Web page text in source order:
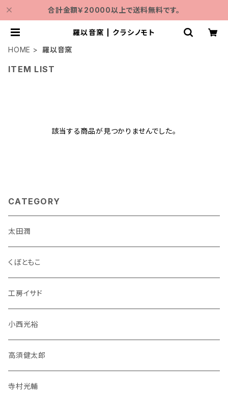
合計金額￥20000以上で送料無料です。
羅以音窯 | クラシノモト
HOME
羅以音窯
ITEM LIST
該当する商品が見つかりませんでした。
CATEGORY
太田潤
くぼともこ
工房イサド
小西光裕
高須健太郎
寺村光輔